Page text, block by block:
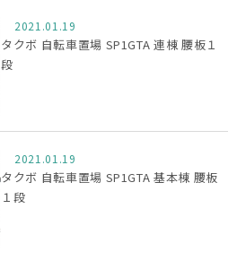
2021.01.19
タクボ 自転車置場 SP1GTA 連棟 腰板１
段
2021.01.19
タクボ 自転車置場 SP1GTA 基本棟 腰板
１段